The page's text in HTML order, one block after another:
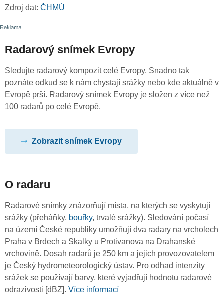
Zdroj dat: ČHMÚ
Radarový snímek Evropy
Sledujte radarový kompozit celé Evropy. Snadno tak
poznáte odkud se k nám chystají srážky nebo kde aktuálně v
Evropě prší. Radarový snímek Evropy je složen z více než
100 radarů po celé Evropě.
Zobrazit snímek Evropy
O radaru
Radarové snímky znázorňují místa, na kterých se vyskytují
srážky (přeháňky, bouřky, trvalé srážky). Sledování počasí
na území České republiky umožňují dva radary na vrcholech
Praha v Brdech a Skalky u Protivanova na Drahanské
vrchovině. Dosah radarů je 250 km a jejich provozovatelem
je Český hydrometeorologický ústav. Pro odhad intenzity
srážek se používají barvy, které vyjadřují hodnotu radarové
odrazivosti [dBZ]. Více informací